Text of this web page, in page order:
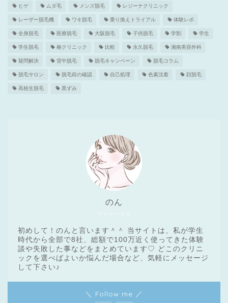
ヒゲ ムダ毛 メンズ脱毛 レジーナクリニック
レーザー脱毛機 ワキ脱毛 乗り換えトライアル 体験レポ
全身脱毛 医療脱毛 大阪脱毛 子供脱毛 学割 学生
学生脱毛 椿クリニック 比較 永久脱毛 湘南美容外科
疑問解決 背中脱毛 脱毛キャンペーン 脱毛コラム
脱毛サロン 脱毛前の確認 自己処理 色素沈着 顔脱毛
高校生脱毛 黒ずみ
のん
初めして！のんと言います＾＾ 当サイトは、私が学生
時代から全部で8社、総額で100万近く使ってきた体験
談や失敗した事などをまとめています♡ どこのクリニ
ックを選べばよいか悩んだ場合など、気軽にメッセージ
して下さい♪
＼ Follow me ／クリニック一覧